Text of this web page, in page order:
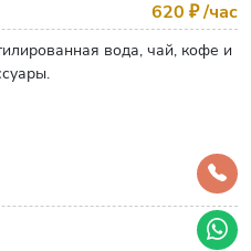
620 ₽/час
вода, чай, кофе и